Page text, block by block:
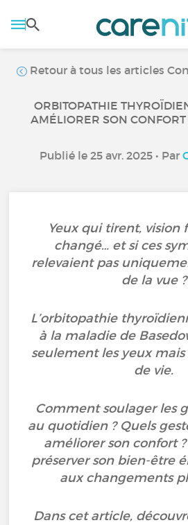
Retour à tous les articles
ORBITOPATHIE
AMÉLIORER SON
Publié le 25 avr. 2025 • Par
Yeux qui tirent, vision
changé… et si ces
relevaient pas
de la vue ?
L’orbitopathie
à la maladie de
seulement les yeux
de vie.
Comment soulager les
au quotidien ? Quels
améliorer son confort
préserver son bien-être
aux changements
Dans cet article,